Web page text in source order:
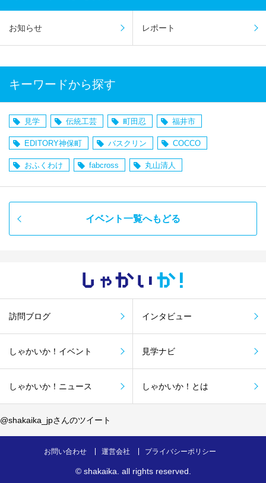
お知らせ レポート
キーワードから探す
見学 伝統工芸 町田忍 福井市
EDITORY神保町 バスクリン COCCO
おふくわけ fabcross 丸山清人
イベント一覧へもどる
しゃかい か！
訪問ブログ インタビュー
しゃかいか！イベント 見学ナビ
しゃかいか！ニュース しゃかいか！とは
@shakaika_jpさんのツイート
お問い合わせ 運営会社 プライバシーポリシー
© shakaika . all rights reserved.